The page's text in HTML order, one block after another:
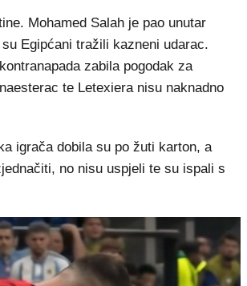
Mohamed Salah je pao unutar
Egipćani tražili kazneni udarac.
zabila pogodak za
te Letexiera nisu naknadno
igrača dobila su po žuti karton, a
no nisu uspjeli te su ispali s